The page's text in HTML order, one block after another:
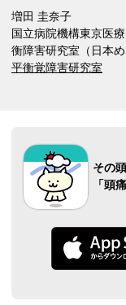
増田 圭奈子
国立病院機構東京医
衡障害研究室（日本
平衡覚障害研究室
その
「頭